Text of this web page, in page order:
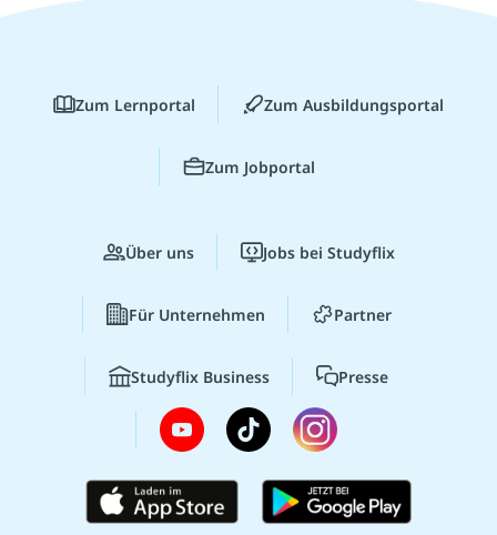
Zum Lernportal Zum Ausbildungsportal
Zum Jobportal
Über uns Jobs bei Studyflix
Für Unternehmen Partner
Studyflix Business Presse